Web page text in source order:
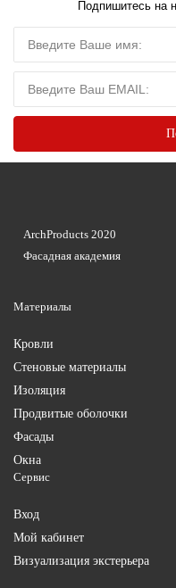
Подпишитесь на
Материалы
Кровли
Стеновые материалы
Изоляция
Продвитые оболочки
Фасады
Окна
Сервис
Вход
Мой кабинет
Визуализация экстерьера
ArchProducts 2020
Фасадная академия